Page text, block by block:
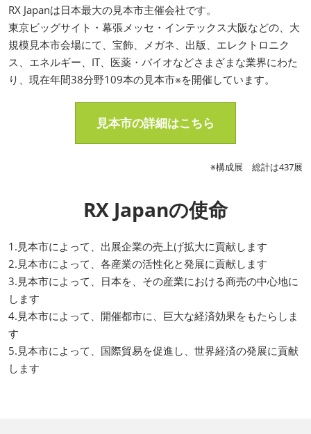
RX Japanは日本最大の見本市主催会社です。
東京ビッグサイト・幕張メッセ・インテックス大阪などの、大
規模見本市会場にて、宝飾、メガネ、出版、エレクトロニク
ス、エネルギー、IT、医薬・バイオなどさまざまな業界にわた
り、現在年間38分野109本の見本市※を開催しています。
見本市の詳細はこちら
※構成展 総計は437展
RX Japanの使命
1.見本市によって、出展企業の売上げ拡大に貢献します
2.見本市によって、各産業の活性化と発展に貢献します
3.見本市によって、日本を、その産業における商売の中心地に
します
4.見本市によって、開催都市に、巨大な経済効果をもたらしま
す
5.見本市によって、国際貿易を促進し、世界経済の発展に貢献
します